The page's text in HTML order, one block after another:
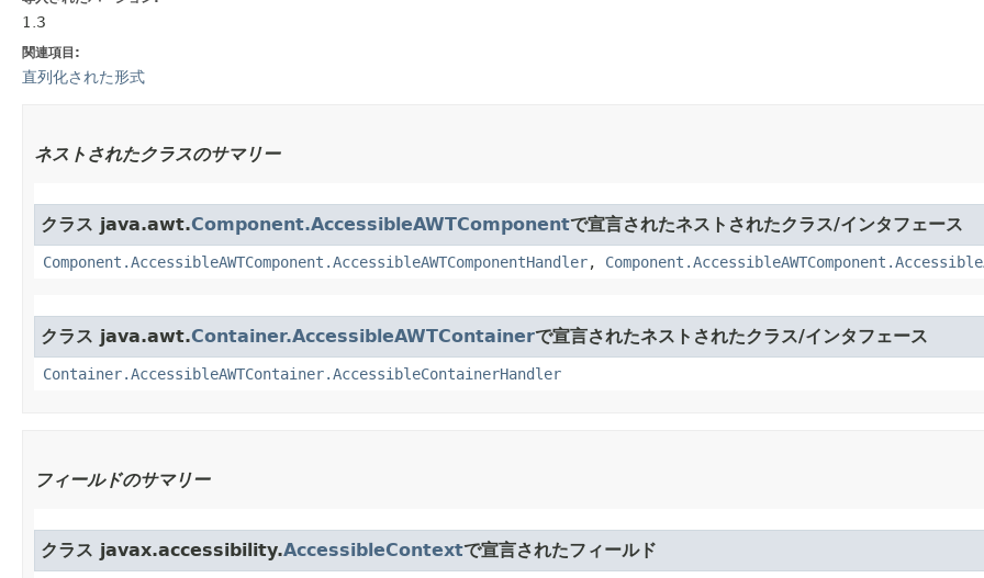
1.3
関連項目:
直列化された形式
ネストされたクラスのサマリー
クラス java.awt.Component.AccessibleAWTComponentで宣言されたネストされたクラス/インタフェース
Component.AccessibleAWTComponent.AccessibleAWTComponentHandler,
クラス java.awt.Container.AccessibleAWTContainerで宣言されたネストされたクラス/インタフェース
Container.AccessibleAWTContainer.AccessibleContainerHandler
フィールドのサマリー
クラス javax.accessibility.AccessibleContextで宣言されたフィールド